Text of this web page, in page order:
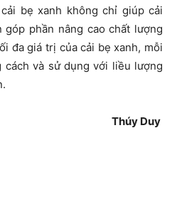
bẹ xanh không chỉ giúp cải
phần nâng cao chất lượng
đa giá trị của cải bẹ xanh, mỗi
và sử dụng với liều lượng
Thúy Duy